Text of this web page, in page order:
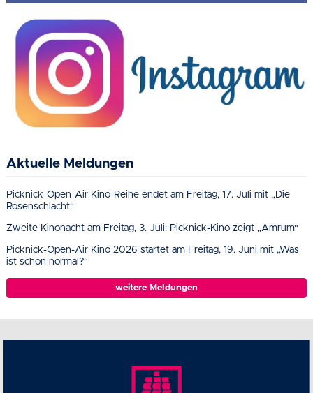
Aktuelle Meldungen
Picknick-Open-Air Kino-Reihe endet am Freitag, 17. Juli mit „Die
Rosenschlacht“
Zweite Kinonacht am Freitag, 3. Juli: Picknick-Kino zeigt „Amrum“
Picknick-Open-Air Kino 2026 startet am Freitag, 19. Juni mit „Was
ist schon normal?“
weitere Meldungen